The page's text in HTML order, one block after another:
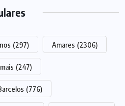
(297) Amares (2306)
(247)
(776)